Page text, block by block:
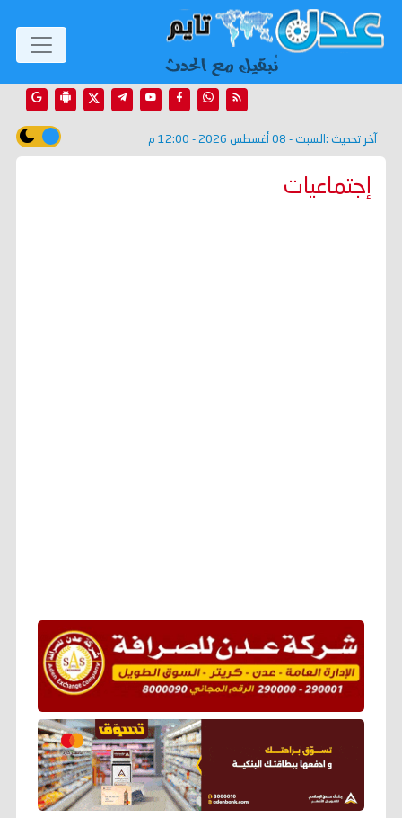
آخر تحديث : السبت - 08 أغسطس 2026 - 12:00 م
إجتماعيات